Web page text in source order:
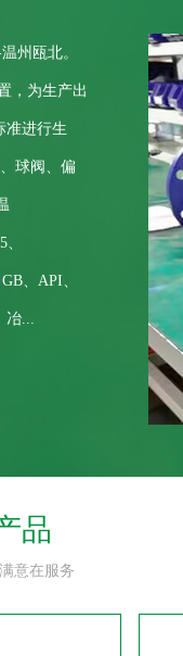
州瓯北。
，为生产出
准进行生
球阀、偏
、API、
冶...
品
意在服务